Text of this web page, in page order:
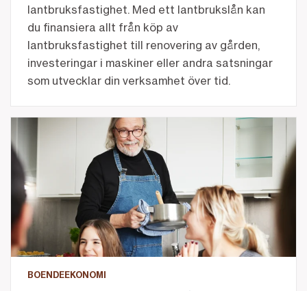
lantbruksfastighet. Med ett lantbrukslån kan
du finansiera allt från köp av
lantbruksfastighet till renovering av gården,
investeringar i maskiner eller andra satsningar
som utvecklar din verksamhet över tid.
Vanliga misstag vid bolån – och hur du undviker dem
BOENDEEKONOMI